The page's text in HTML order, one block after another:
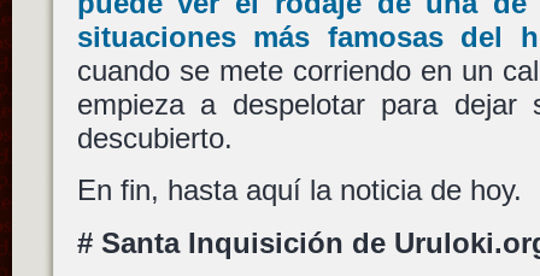
situaciones más famosas del
cuando se mete corriendo en un
empieza a despelotar para
descubierto.
En fin, hasta aquí la noticia de hoy.
# Santa Inquisición de